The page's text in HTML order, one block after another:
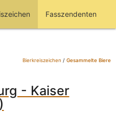
Fasszendenten
Bierkreiszeichen / Gesammelte Biere
- Kaiser